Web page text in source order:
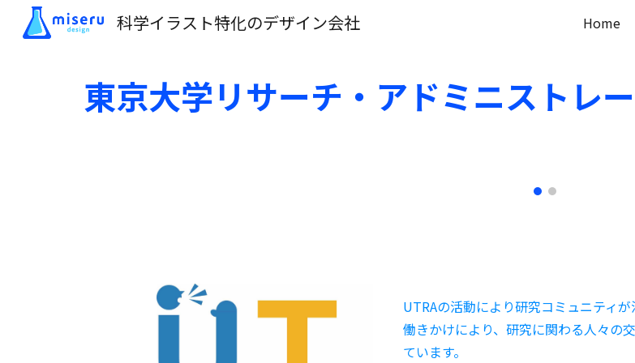
Skip to main content
科学イラスト特化のデザイン会社 Home
東京大学リサーチ・アドミニストレ
UTRAの活動により研究コミュニティ
働きかけにより、研究に関わる人々の
ています。